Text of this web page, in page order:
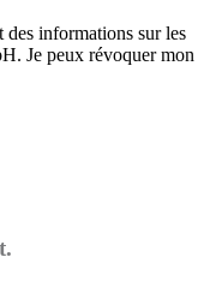
informations sur les
Je peux révoquer mon